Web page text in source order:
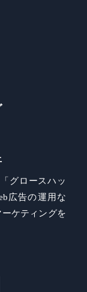
グロースハッ
広告の運用な
ケティングを